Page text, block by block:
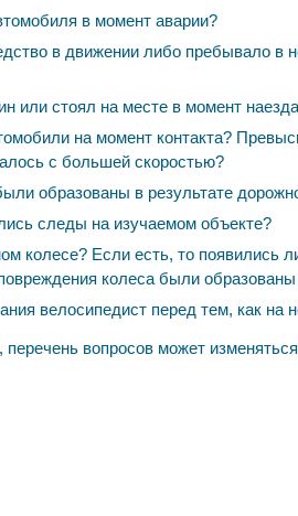
в момент аварии?
в движении либо пребывало в
или стоял на месте в момент
на момент контакта?
с большей скоростью?
образованы в результате
следы на изучаемом объекте?
колесе? Если есть, то появились
колеса были
велосипедист перед тем, как на
вопросов может